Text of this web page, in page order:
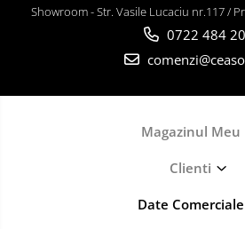
Showroom - Str. Vasile Lucaciu nr.117 /
0722 484
Magazinul Meu
Clienti
Date Comerciale